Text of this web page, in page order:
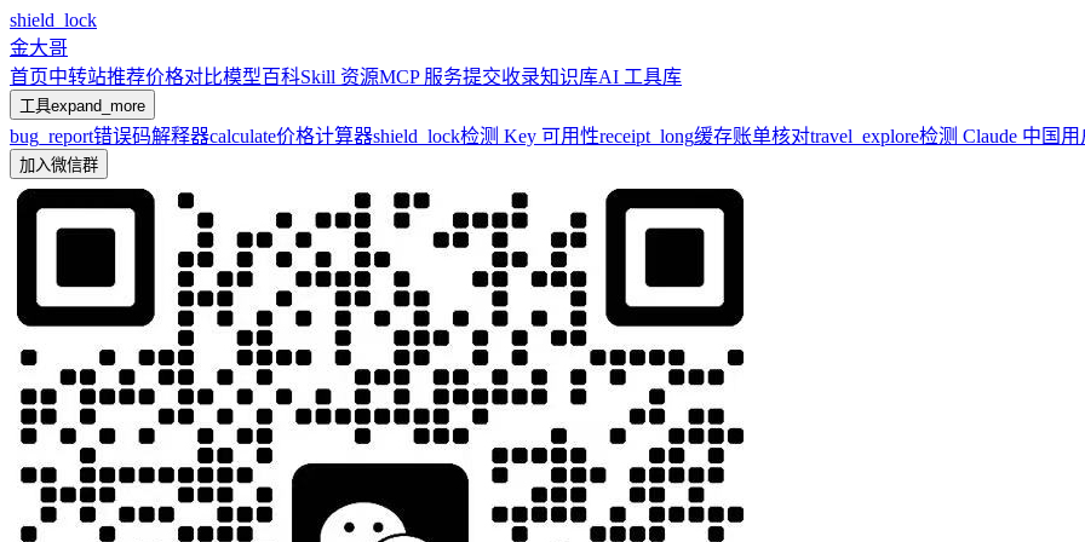
shield_lock
金大哥
首页中转站推荐价格对比模型百科Skill 资源MCP 服务提交收录知识库AI 工具库
工具expand_more
bug_report错误码解释器calculate价格计算器shield_lock检测 Key 可用性receipt_long缓存账单核对travel_explore检测 Claude 中国用
加入微信群